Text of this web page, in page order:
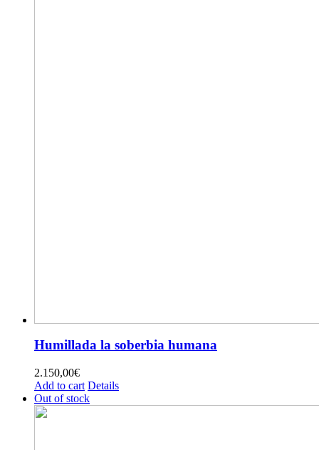
Humillada la soberbia humana
2.150,00€
Add to cart Details
Out of stock